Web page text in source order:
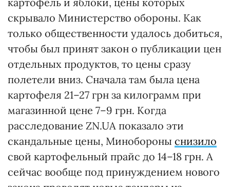
скрывало Министерство обороны. Как
только общественности удалось добиться,
чтобы был принят закон о публикации цен
отдельных продуктов, то цены сразу
полетели вниз. Сначала там была цена
картофеля 21–27 грн за килограмм при
магазинной цене 7–9 грн. Когда
расследование ZN.UA показало эти
скандальные цены, Минобороны снизило
свой картофельный прайс до 14–18 грн. А
сейчас вообще под принуждением нового